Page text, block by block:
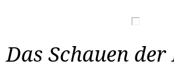
Das Schauen